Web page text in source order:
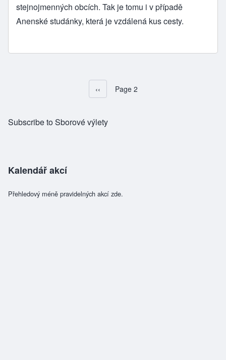
stejnojmenných obcích. Tak je tomu i v případě
Anenské studánky, která je vzdálená kus cesty.
Pagination
Předchozí stránka
‹‹ Page 2
Subscribe to Sborové výlety
Kalendář akcí
Přehledový méně pravidelných akcí zde.